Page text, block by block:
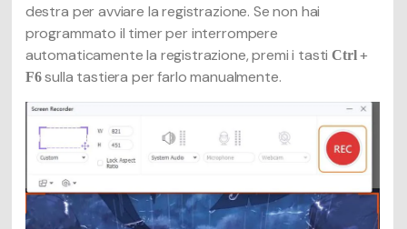
destra per avviare la registrazione. Se non hai
programmato il timer per interrompere
automaticamente la registrazione, premi i tastiCtrl+
F6sulla tastiera per farlo manualmente.